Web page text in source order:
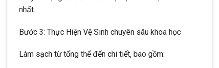
nhất.
Bước 3: Thực Hiện Vệ Sinh chuyên sâu khoa học
Làm sạch từ tổng thể đến chi tiết, bao gồm: